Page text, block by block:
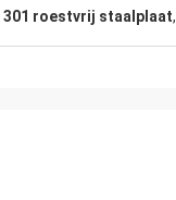
301 roestvrij staalplaat,